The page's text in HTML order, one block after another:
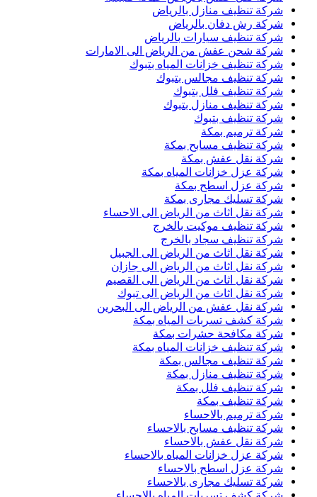
شركة تنظيف منازل بالرياض
شركة رش دفان بالرياض
شركة تنظيف سيارات بالرياض
شركة شحن عفش من الرياض الى الامارات
شركة تنظيف خزانات المياه بتبوك
شركة تنظيف مجالس بتبوك
شركة تنظيف فلل بتبوك
شركة تنظيف منازل بتبوك
شركة تنظيف بتبوك
شركة ترميم بمكة
شركة تنظيف مسابح بمكة
شركة نقل عفش بمكة
شركة عزل خزانات المياه بمكة
شركة عزل اسطح بمكة
شركة تسليك مجارى بمكة
شركة نقل اثاث من الرياض الى الاحساء
شركة تنظيف موكيت بالخرج
شركة تنظيف سجاد بالخرج
شركة نقل اثاث من الرياض الى الجبيل
شركة نقل اثاث من الرياض الى جازان
شركة نقل اثاث من الرياض الى القصيم
شركة نقل اثاث من الرياض الى تبوك
شركة نقل عفش من الرياض الى البحرين
شركة كشف تسربات المياه بمكة
شركة مكافحة حشرات بمكة
شركة تنظيف خزانات المياه بمكة
شركة تنظيف مجالس بمكة
شركة تنظيف منازل بمكة
شركة تنظيف فلل بمكة
شركة تنظيف بمكة
شركة ترميم بالاحساء
شركة تنظيف مسابح بالاحساء
شركة نقل عفش بالاحساء
شركة عزل خزانات المياه بالاحساء
شركة عزل اسطح بالاحساء
شركة تسليك مجارى بالاحساء